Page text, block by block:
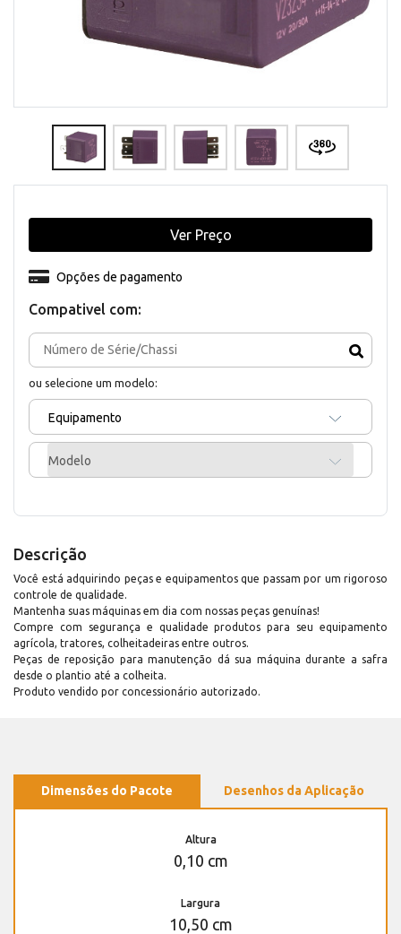
Compativel com:
ou selecione um modelo:
Equipamento
Modelo
Opções de pagamento
Ver Preço
Descrição
Você está adquirindo peças e equipamentos que passam por um rigoroso
controle de qualidade.
Mantenha suas máquinas em dia com nossas peças genuínas!
Compre com segurança e qualidade produtos para seu equipamento
agrícola, tratores, colheitadeiras entre outros.
Peças de reposição para manutenção dá sua máquina durante a safra
desde o plantio até a colheita.
Produto vendido por concessionário autorizado.
Dimensões do Pacote Desenhos da Aplicação
Altura
0,10 cm
Largura
10,50 cm